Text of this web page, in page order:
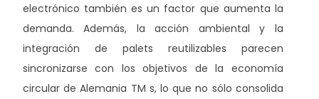
electrónico también es un factor que aumenta la
demanda. Además, la acción ambiental y la
integración de palets reutilizables parecen
sincronizarse con los objetivos de la economía
circular de Alemania TM s, lo que no sólo consolida